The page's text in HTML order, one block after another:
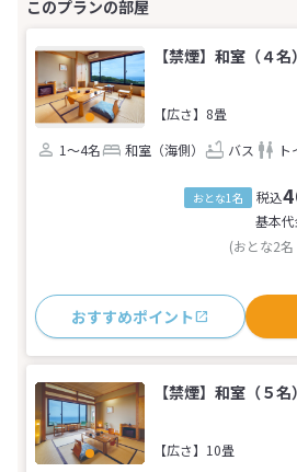
【禁煙】和室（４
【広さ】8畳
1～4名
和室（海側） バス ト
おとな1名 税込
基本
(おとな2
おすすめポイント
【禁煙】和室（５
【広さ】10畳